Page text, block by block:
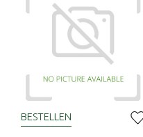
BESTELLEN